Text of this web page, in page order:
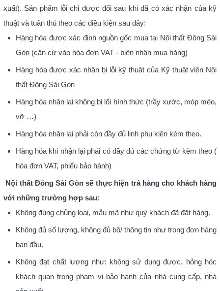
xuất). Sản phẩm lỗi chỉ được đổi sau khi đã có xác nhận của kỹ
thuật và tuân thủ theo các điều kiện sau đây:
Hàng hóa được xác định nguồn gốc mua tại Nội thất Đông Sài
Gòn (căn cứ vào hóa đơn VAT - biên nhận mua hàng)
Hàng hóa được xác nhận bị lỗi kỹ thuật của Kỹ thuật viên Nội
thất Đông Sài Gòn
Hàng hóa nhận lại không bị lổi hình thức (trầy xước, móp méo,
vỡ …)
Hàng hóa nhận lại phải còn đầy đủ linh phụ kiện kèm theo.
Hàng hóa khi nhận lại phải có đầy đủ các chứng từ kèm theo (
hóa đơn VAT, phiếu bảo hành)
Nội thất Đông Sài Gònsẽ thực hiện trả hàng cho khách hàng
với những trường hợp sau:
Không đúng chủng loại, mẫu mã như quý khách đã đặt hàng.
Không đủ số lượng, không đủ bộ/ thông tin như trong đơn hàng
ban đầu.
Không đạt chất lượng như: không sử dụng được, hỏng hóc
khách quan trong phạm vi bảo hành của nhà cung cấp, nhà